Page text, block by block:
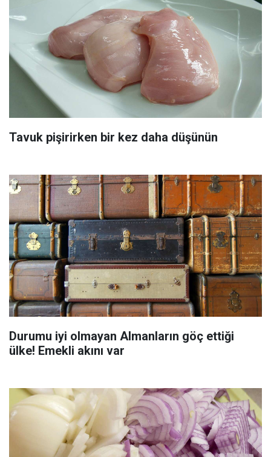
Tavuk pişirirken bir kez daha düşünün
Durumu iyi olmayan Almanların göç ettiği
ülke! Emekli akını var